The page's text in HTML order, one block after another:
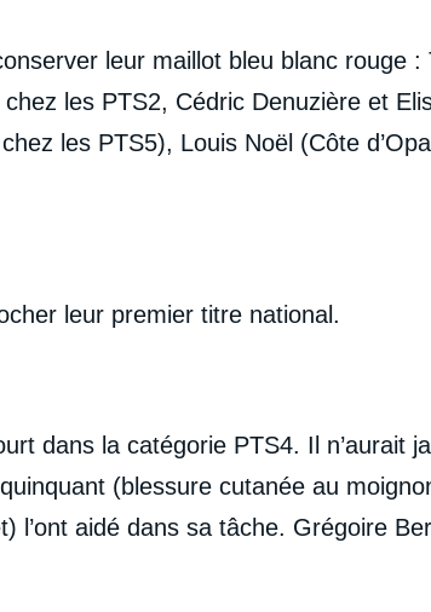
leur maillot bleu blanc rouge
les PTS2, Cédric Denuzière et
les PTS5), Louis Noël (Côte
leur premier titre national.
dans la catégorie PTS4. Il n’aurait
(blessure cutanée au
l’ont aidé dans sa tâche. Grégoire